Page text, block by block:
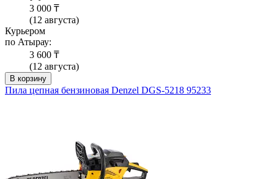
3 000 ₸
(12 августа)
Курьером
по Атырау:
3 600 ₸
(12 августа)
В корзину
Пила цепная бензиновая Denzel DGS-5218 95233